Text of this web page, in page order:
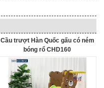
Cầu trượt Hàn Quốc gấu có ném
bóng rổ CHD160